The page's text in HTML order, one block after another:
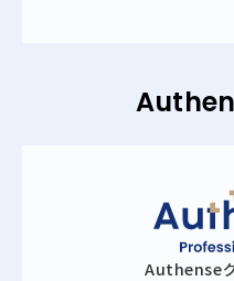
Authense